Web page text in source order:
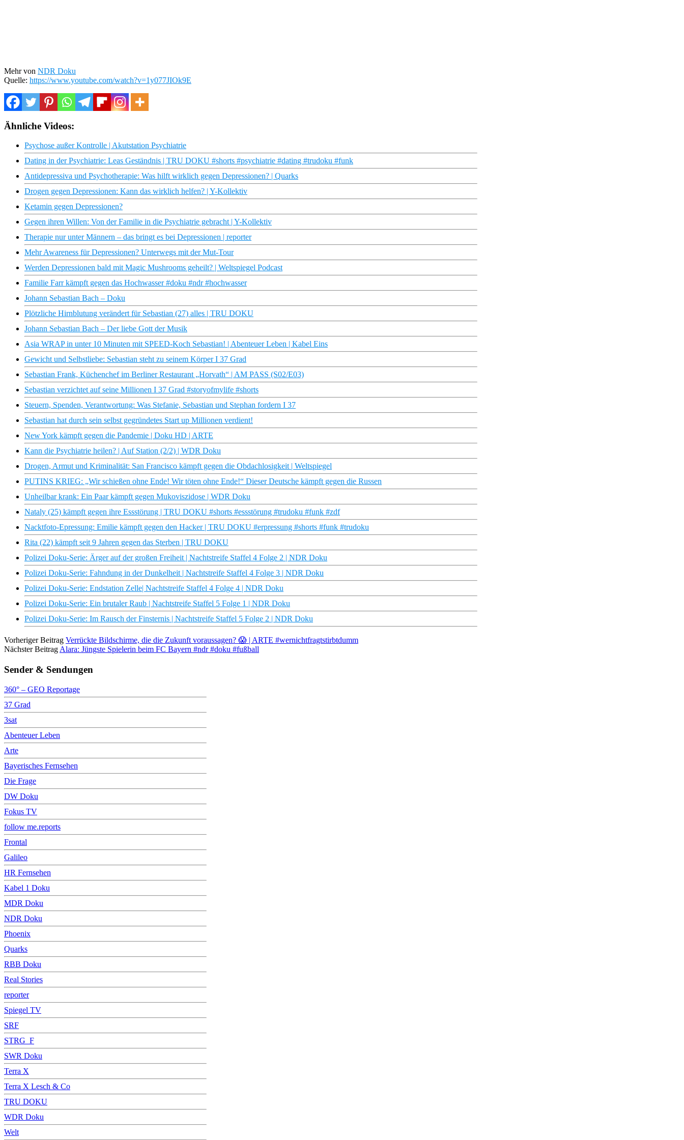
Mehr von NDR Doku
Quelle: https://www.youtube.com/watch?v=1y077JIOk9E
Ähnliche Videos:
Psychose außer Kontrolle | Akutstation Psychiatrie
Dating in der Psychiatrie: Leas Geständnis | TRU DOKU #shorts #psychiatrie #dating #trudoku #funk
Antidepressiva und Psychotherapie: Was hilft wirklich gegen Depressionen? | Quarks
Drogen gegen Depressionen: Kann das wirklich helfen? | Y-Kollektiv
Ketamin gegen Depressionen?
Gegen ihren Willen: Von der Familie in die Psychiatrie gebracht | Y-Kollektiv
Therapie nur unter Männern – das bringt es bei Depressionen | reporter
Mehr Awareness für Depressionen? Unterwegs mit der Mut-Tour
Werden Depressionen bald mit Magic Mushrooms geheilt? | Weltspiegel Podcast
Familie Farr kämpft gegen das Hochwasser #doku #ndr #hochwasser
Johann Sebastian Bach – Doku
Plötzliche Hirnblutung verändert für Sebastian (27) alles | TRU DOKU
Johann Sebastian Bach – Der liebe Gott der Musik
Asia WRAP in unter 10 Minuten mit SPEED-Koch Sebastian! | Abenteuer Leben | Kabel Eins
Gewicht und Selbstliebe: Sebastian steht zu seinem Körper I 37 Grad
Sebastian Frank, Küchenchef im Berliner Restaurant „Horvath“ | AM PASS (S02/E03)
Sebastian verzichtet auf seine Millionen I 37 Grad #storyofmylife #shorts
Steuern, Spenden, Verantwortung: Was Stefanie, Sebastian und Stephan fordern I 37
Sebastian hat durch sein selbst gegründetes Start up Millionen verdient!
New York kämpft gegen die Pandemie | Doku HD | ARTE
Kann die Psychiatrie heilen? | Auf Station (2/2) | WDR Doku
Drogen, Armut und Kriminalität: San Francisco kämpft gegen die Obdachlosigkeit | Weltspiegel
PUTINS KRIEG: „Wir schießen ohne Ende! Wir töten ohne Ende!“ Dieser Deutsche kämpft gegen die Russen
Unheilbar krank: Ein Paar kämpft gegen Mukoviszidose | WDR Doku
Nataly (25) kämpft gegen ihre Essstörung | TRU DOKU #shorts #essstörung #trudoku #funk #zdf
Nacktfoto-Epressung: Emilie kämpft gegen den Hacker | TRU DOKU #erpressung #shorts #funk #trudoku
Rita (22) kämpft seit 9 Jahren gegen das Sterben | TRU DOKU
Polizei Doku-Serie: Ärger auf der großen Freiheit | Nachtstreife Staffel 4 Folge 2 | NDR Doku
Polizei Doku-Serie: Fahndung in der Dunkelheit | Nachtstreife Staffel 4 Folge 3 | NDR Doku
Polizei Doku-Serie: Endstation Zelle| Nachtstreife Staffel 4 Folge 4 | NDR Doku
Polizei Doku-Serie: Ein brutaler Raub | Nachtstreife Staffel 5 Folge 1 | NDR Doku
Polizei Doku-Serie: Im Rausch der Finsternis | Nachtstreife Staffel 5 Folge 2 | NDR Doku
Vorheriger Beitrag Verrückte Bildschirme, die die Zukunft voraussagen? 😱 | ARTE #wernichtfragtstirbtdumm
Nächster Beitrag Alara: Jüngste Spielerin beim FC Bayern #ndr #doku #fußball
Sender & Sendungen
360° – GEO Reportage
37 Grad
3sat
Abenteuer Leben
Arte
Bayerisches Fernsehen
Die Frage
DW Doku
Fokus TV
follow me.reports
Frontal
Galileo
HR Fernsehen
Kabel 1 Doku
MDR Doku
NDR Doku
Phoenix
Quarks
RBB Doku
Real Stories
reporter
Spiegel TV
SRF
STRG_F
SWR Doku
Terra X
Terra X Lesch & Co
TRU DOKU
WDR Doku
Welt